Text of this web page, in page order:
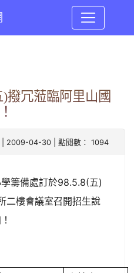
撥冗蒞臨阿里山國
| 2009-04-30 | 點閱數： 1094
籌備處訂於98.5.8(五)
二樓會議室召開招生說